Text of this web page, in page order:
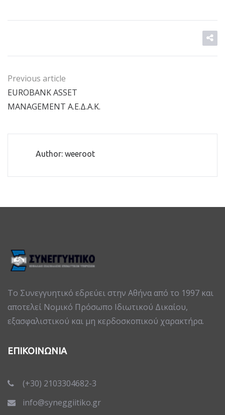
Previous article
EUROBANK ASSET
MANAGEMENT Α.Ε.Δ.Α.Κ.
Author: weeroot
Το Συνεγγυητικό εδρεύει στην Αθήνα από το 1997 και
αποτελεί Νομικό Πρόσωπο Ιδιωτικού Δικαίου,
εξασφαλιστικού και μη κερδοσκοπικού χαρακτήρα.
ΕΠΙΚΟΙΝΩΝΙΑ
(+30) 2103304682-3
info@syneggiitiko.gr